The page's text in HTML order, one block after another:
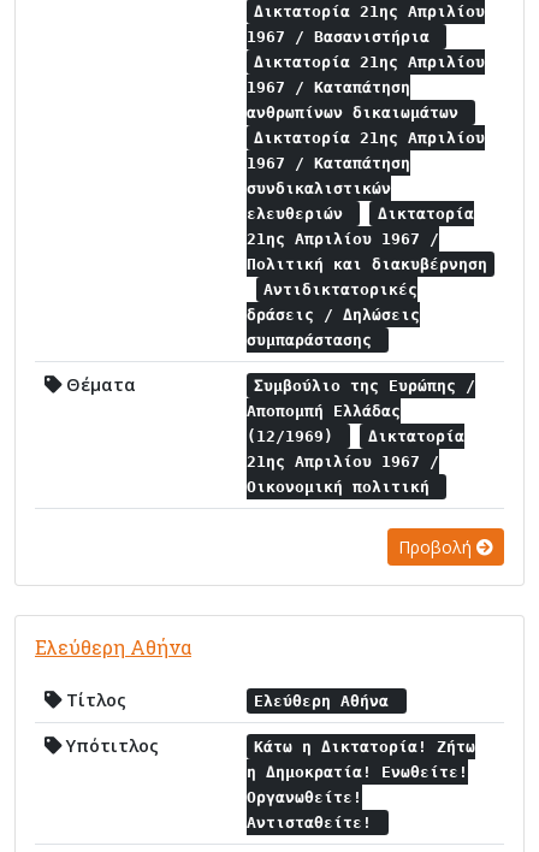
Δικτατορία 21ης Απριλίου
1967 / Βασανιστήρια
Δικτατορία 21ης Απριλίου
1967 / Καταπάτηση
ανθρωπίνων δικαιωμάτων
Δικτατορία 21ης Απριλίου
1967 / Καταπάτηση
συνδικαλιστικών
ελευθεριών
Δικτατορία
21ης Απριλίου 1967 /
Πολιτική και διακυβέρνηση
Αντιδικτατορικές
δράσεις / Δηλώσεις
συμπαράστασης
Θέματα
Συμβούλιο της Ευρώπης /
Αποπομπή Ελλάδας
(12/1969)
Δικτατορία
21ης Απριλίου 1967 /
Οικονομική πολιτική
Προβολή
Ελεύθερη Αθήνα
Τίτλος Ελεύθερη Αθήνα
Υπότιτλος
Κάτω η Δικτατορία! Ζήτω
η Δημοκρατία! Ενωθείτε!
Οργανωθείτε!
Αντισταθείτε!